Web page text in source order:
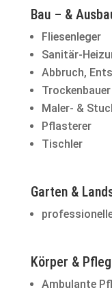
Bau – &
Fliesenleger
Sanitär-
Abbruch,
Trockenbauer
Maler- &
Pflasterer
Tischler
Garten &
Körper &
Ambulante